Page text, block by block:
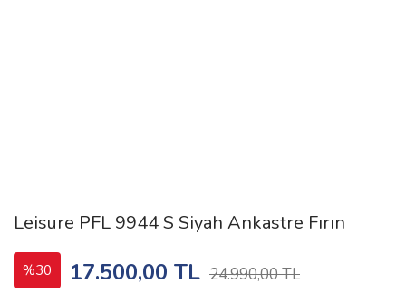
Leisure PFL 9944 S Siyah Ankastre Fırın
%30 17.500,00 TL 24.990,00 TL